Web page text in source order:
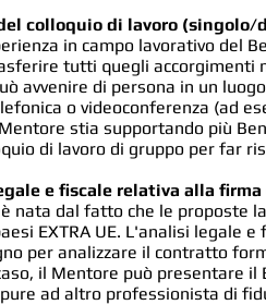
colloquio di lavoro (singolo/
in campo lavorativo del
tutti quegli accorgimenti
avvenire di persona in un
o videoconferenza (ad
stia supportando più
di lavoro di gruppo per far
e fiscale relativa alla
nata dal fatto che le proposte
EXTRA UE. L'analisi legale
per analizzare il contratto
il Mentore può presentare
ad altro professionista di